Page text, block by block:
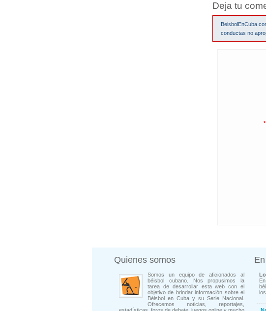
Deja tu
conductas no
*
Quienes somos
Somos un equipo de aficionados al
béisbol cubano. Nos propusimos la
tarea de desarrollar esta web con el
objetivo de brindar información sobre el
Béisbol en Cuba y su Serie Nacional.
Ofrecemos noticias, reportajes,